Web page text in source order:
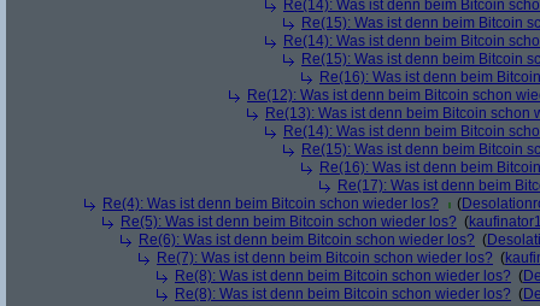
Re(14): Was ist denn beim Bitcoin
Re(15): Was ist denn beim Bitcoin
Re(14): Was ist denn beim Bitcoin
Re(15): Was ist denn beim Bitcoin
Re(16): Was ist denn beim
Re(12): Was ist denn beim Bitcoin schon
Re(13): Was ist denn beim Bitcoin schon
Re(14): Was ist denn beim Bitcoin
Re(15): Was ist denn beim Bitcoin
Re(16): Was ist denn beim
Re(17): Was ist denn beim
Re(4): Was ist denn beim Bitcoin schon wieder los?
(
Re(5): Was ist denn beim Bitcoin schon wieder los? (
Re(6): Was ist denn beim Bitcoin schon wieder los? (
Re(7): Was ist denn beim Bitcoin schon wieder los? (
Re(8): Was ist denn beim Bitcoin schon wieder los? (
Re(8): Was ist denn beim Bitcoin schon wieder los? (